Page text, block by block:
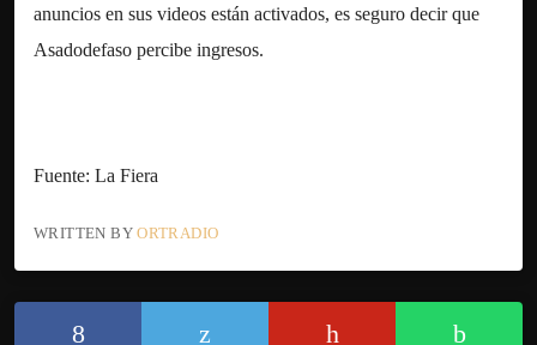
anuncios en sus videos están activados, es seguro decir que
Asadodefaso percibe ingresos.
Fuente: La Fiera
WRITTEN BYORTRADIO